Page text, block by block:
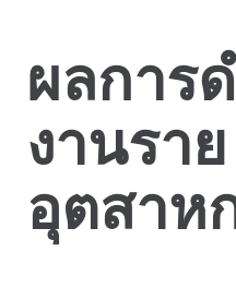
ผลการ
งานราย
อุตสาห